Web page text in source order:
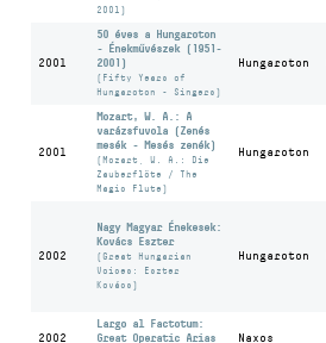
2001)
2001
50 éves a Hungaroton
- Énekművészek (1951-
2001)
(Fifty Years of
Hungaroton - Singers)
Hungaroton
2001
Mozart, W. A.: A
varázsfuvola (Zenés
mesék - Mesés zenék)
(Mozart, W. A.: Die
Zauberflöte / The
Magic Flute)
Hungaroton
2002
Nagy Magyar Énekesek:
Kovács Eszter
(Great Hungarian
Voices: Eszter
Kovács)
Hungaroton
2002
Largo al Factotum:
Great Operatic Arias
Naxos